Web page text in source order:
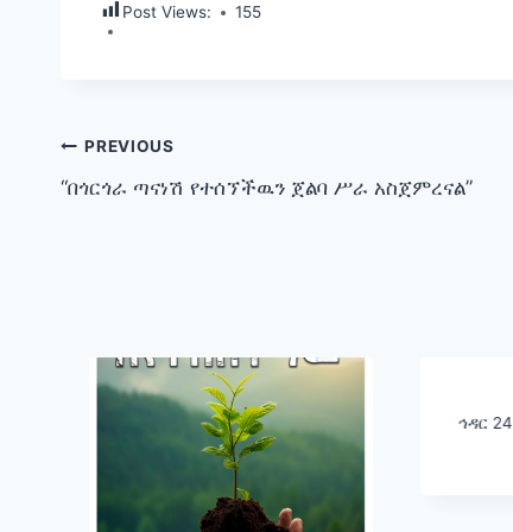
Post Views: 155
Post
navigation
PREVIOUS
“በጎርጎራ ጣናነሽ የተሰኘችዉን ጀልባ ሥራ አስጀምረናል”
ኅዳር